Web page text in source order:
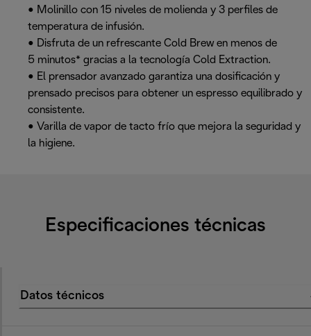
• Molinillo con 15 niveles de molienda y 3 perfiles de
temperatura de infusión.
• Disfruta de un refrescante Cold Brew en menos de
5 minutos* gracias a la tecnología Cold Extraction.
• El prensador avanzado garantiza una dosificación y
prensado precisos para obtener un espresso equilibrado y
consistente.
• Varilla de vapor de tacto frío que mejora la seguridad y
la higiene.
Especificaciones técnicas
Datos técnicos